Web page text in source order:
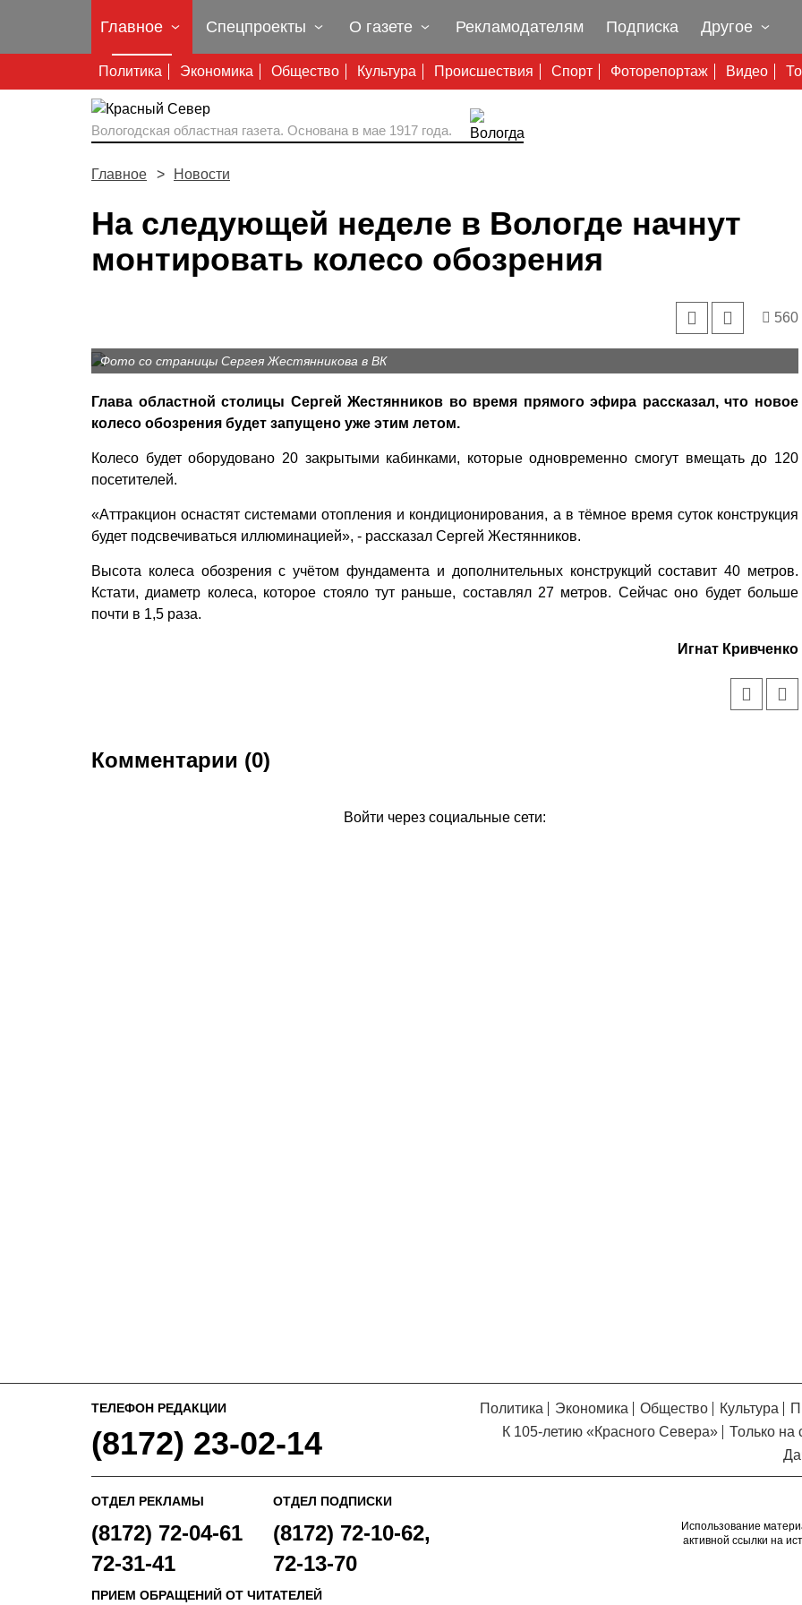
Главное
Политика Экономика Общество Культура Происшествия Спорт Фоторепортаж Видео
Спецпроекты О газете Рекламодателям Подписка Другое
Вологодская областная газета. Основана в мае 1917 года.
Главное Новости
На следующей неделе в Вологде начнут
монтировать колесо обозрения
560
Фото со страницы Сергея Жестянникова в ВК
Глава областной столицы Сергей Жестянников во время прямого эфира рассказал, что новое
колесо обозрения будет запущено уже этим летом.
Колесо будет оборудовано 20 закрытыми кабинками, которые одновременно смогут вмещать до 120
посетителей.
«Аттракцион оснастят системами отопления и кондиционирования, а в тёмное время суток конструкция
будет подсвечиваться иллюминацией», - рассказал Сергей Жестянников.
Высота колеса обозрения с учётом фундамента и дополнительных конструкций составит 40 метров.
Кстати, диаметр колеса, которое стояло тут раньше, составлял 27 метров. Сейчас оно будет больше
почти в 1,5 раза.
Игнат Кривченко
Комментарии (0)
Войти через социальные сети:
ТЕЛЕФОН РЕДАКЦИИ
(8172) 23-02-14
Политика Экономика Общество Культура
К 105-летию «Красного Севера»
Только на
ОТДЕЛ РЕКЛАМЫ
(8172) 72-04-61
72-31-41
ОТДЕЛ ПОДПИСКИ
(8172) 72-10-62,
72-13-70
ПРИЕМ ОБРАЩЕНИЙ ОТ ЧИТАТЕЛЕЙ
Использование
активной ссылки на